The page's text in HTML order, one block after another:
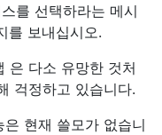
를 선택하라는 메시
를 보내십시오.
은 다소 유망한 것처
걱정하고 있습니다.
현재 쓸모가 없습니